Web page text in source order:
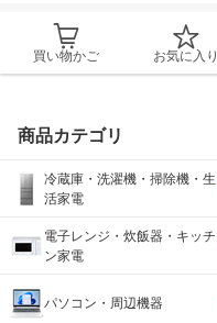
買い物かご お気に入り
商品カテゴリ
冷蔵庫・洗濯機・掃除機・生
活家電
電子レンジ・炊飯器・キッチ
ン家電
パソコン・周辺機器